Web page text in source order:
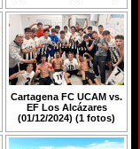
Cartagena FC UCAM vs.
EF Los Alcázares
(01/12/2024) (1 fotos)